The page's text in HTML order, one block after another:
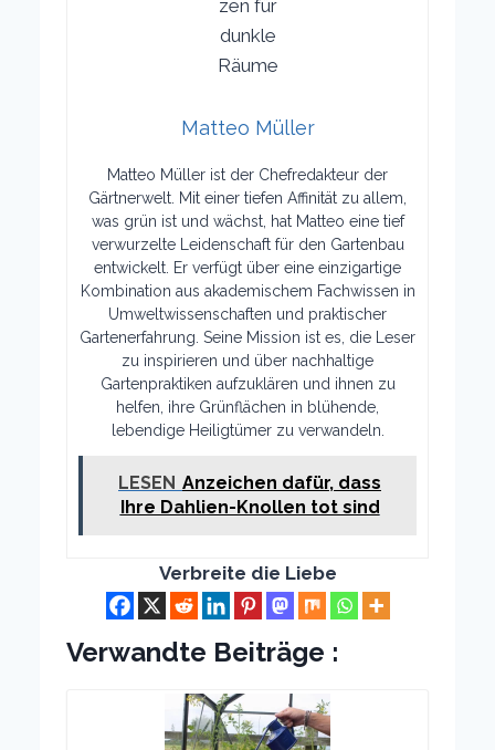
Matteo Müller
Matteo Müller ist der Chefredakteur der
Gärtnerwelt. Mit einer tiefen Affinität zu allem,
was grün ist und wächst, hat Matteo eine tief
verwurzelte Leidenschaft für den Gartenbau
entwickelt. Er verfügt über eine einzigartige
Kombination aus akademischem Fachwissen in
Umweltwissenschaften und praktischer
Gartenerfahrung. Seine Mission ist es, die Leser
zu inspirieren und über nachhaltige
Gartenpraktiken aufzuklären und ihnen zu
helfen, ihre Grünflächen in blühende,
lebendige Heiligtümer zu verwandeln.
LESEN Anzeichen dafür, dass
Ihre Dahlien-Knollen tot sind
Verbreite die Liebe
Verwandte Beiträge :